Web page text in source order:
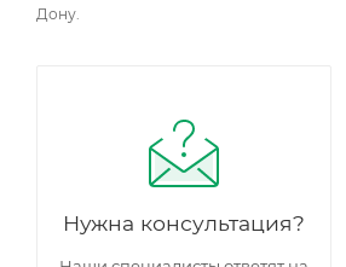
Дону.
Нужна консультация?